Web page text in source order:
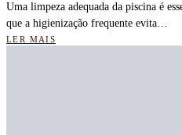
Uma limpeza adequada da piscina é
que a higienização frequente evita…
LER MAIS